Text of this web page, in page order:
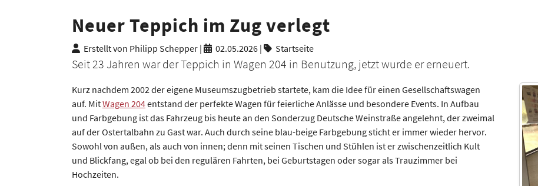
Neuer Teppich im Zug verlegt
Erstellt von Philipp Schepper | 02.05.2026 | Startseite
Seit 23 Jahren war der Teppich in Wagen 204 in Benutzung, jetzt wurde er erneuert.
Kurz nachdem 2002 der eigene Museumszugbetrieb startete, kam die Idee für einen Gesellschaftswagen
auf. MitWagen 204entstand der perfekte Wagen für feierliche Anlässe und besondere Events. In Aufbau
und Farbgebung ist das Fahrzeug bis heute an den Sonderzug Deutsche Weinstraße angelehnt, der zweimal
auf der Ostertalbahn zu Gast war. Auch durch seine blau-beige Farbgebung sticht er immer wieder hervor.
Sowohl von außen, als auch von innen; denn mit seinen Tischen und Stühlen ist er zwischenzeitlich Kult
und Blickfang, egal ob bei den regulären Fahrten, bei Geburtstagen oder sogar als Trauzimmer bei
Hochzeiten.